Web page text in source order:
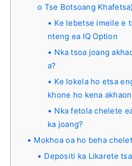
o Tse Botsoang Khafetsa)
Ke lebetse imeile e
nteng ea IQ Option
Nka tsoa joang
a?
Ke lokela ho etsa
khone ho kena
Nka fetola chelete
ka joang?
Mokhoa oa ho beha
Depositi ka Likarete